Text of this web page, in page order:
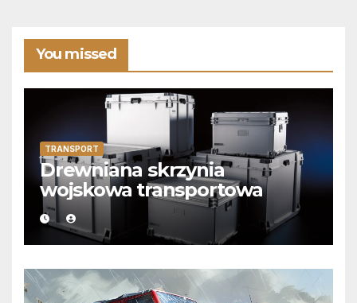
You missed
TRANSPORT
Drewniana skrzynia
wojskowa transportowa